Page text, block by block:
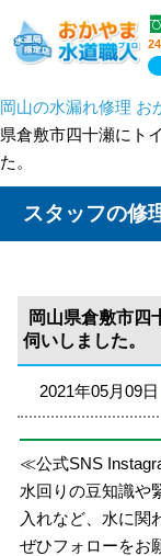
岡山の水漏れ修理 お
県倉敷市四十瀬にト
た。
スタッフの修
岡山県倉敷市四
伺いしました。
2021年05月09日
≪公式SNS
水回りの豆知識や
入れなど、水に関
ぜひフォローをお